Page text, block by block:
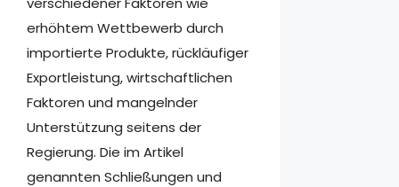
erhöhtem Wettbewerb durch
importierte Produkte, rückläufiger
Exportleistung, wirtschaftlichen
Faktoren und mangelnder
Unterstützung seitens der
Regierung. Die im Artikel
genannten Schließungen und